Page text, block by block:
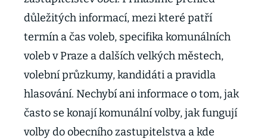
důležitých informací, mezi které patří
termín a čas voleb, specifika komunálních
voleb v Praze a dalších velkých městech,
volební průzkumy, kandidáti a pravidla
hlasování. Nechybí ani informace o tom, jak
často se konají komunální volby, jak fungují
volby do obecního zastupitelstva a kde